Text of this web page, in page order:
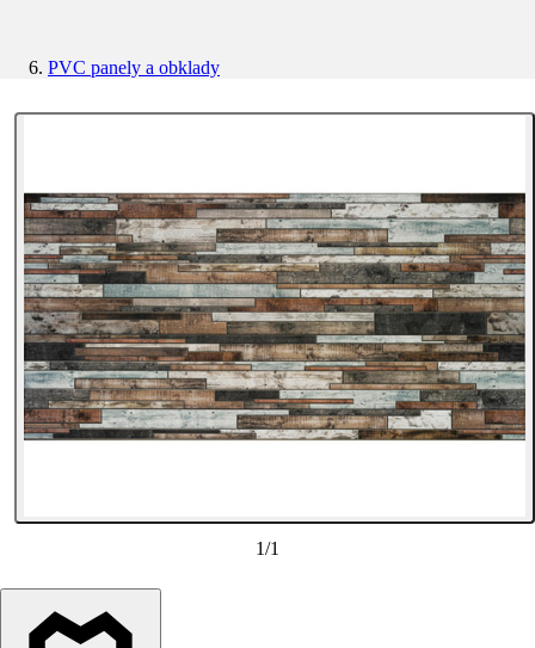
PVC panely a obklady
1/1